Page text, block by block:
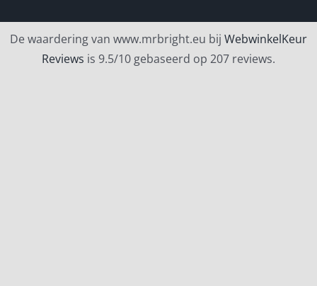
De waardering van www.mrbright.eu bij WebwinkelKeur
Reviews is 9.5/10 gebaseerd op 207 reviews.